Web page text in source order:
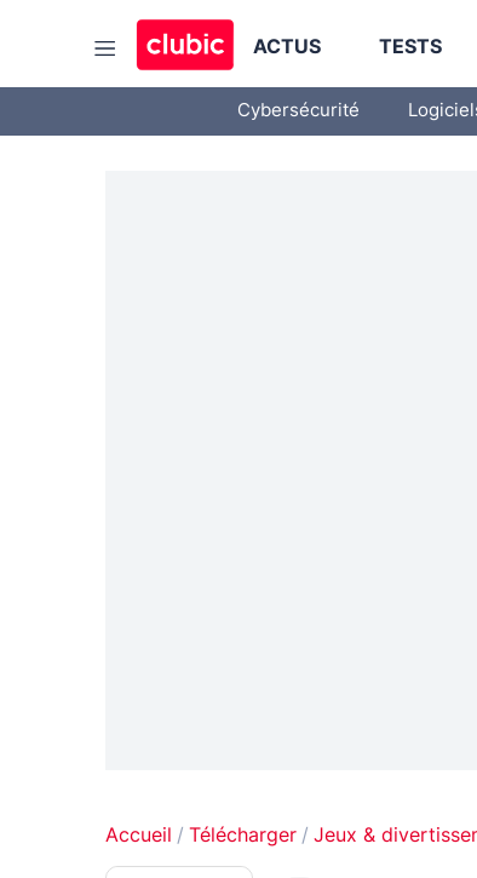
ACTUS TESTS
Cybersécurité
Accueil Télécharger Jeux &